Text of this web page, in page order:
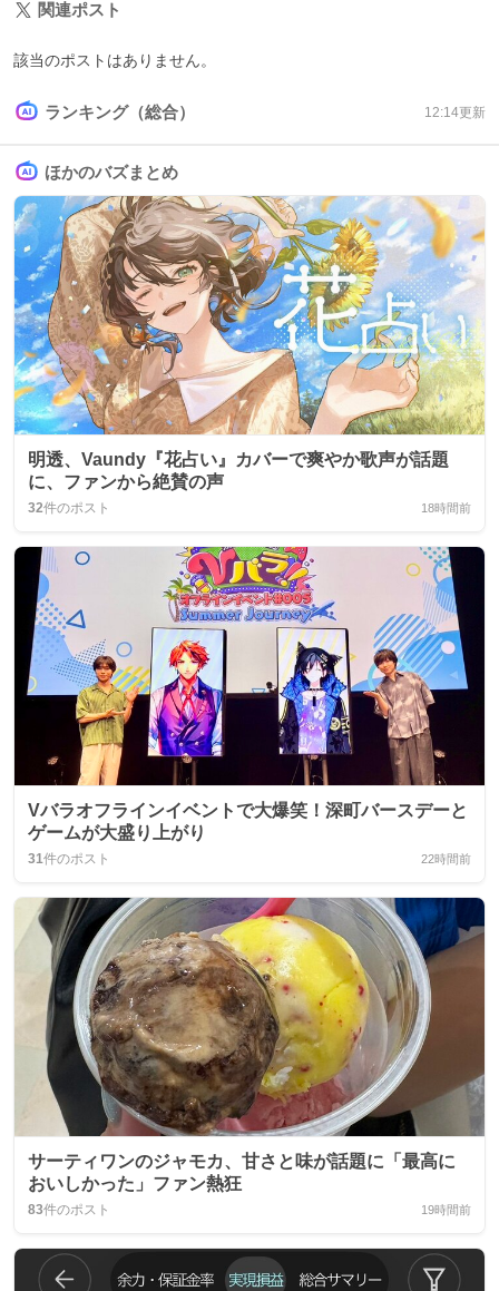
関連ポスト
該当のポストはありません。
ランキング（総合） 12:14更新
ほかのバズまとめ
明透、Vaundy『花占い』カバーで爽やか歌声が話題
に、ファンから絶賛の声
32件のポスト 18時間前
Vバラオフラインイベントで大爆笑！深町バースデーと
ゲームが大盛り上がり
31件のポスト 22時間前
サーティワンのジャモカ、甘さと味が話題に「最高に
おいしかった」ファン熱狂
83件のポスト 19時間前